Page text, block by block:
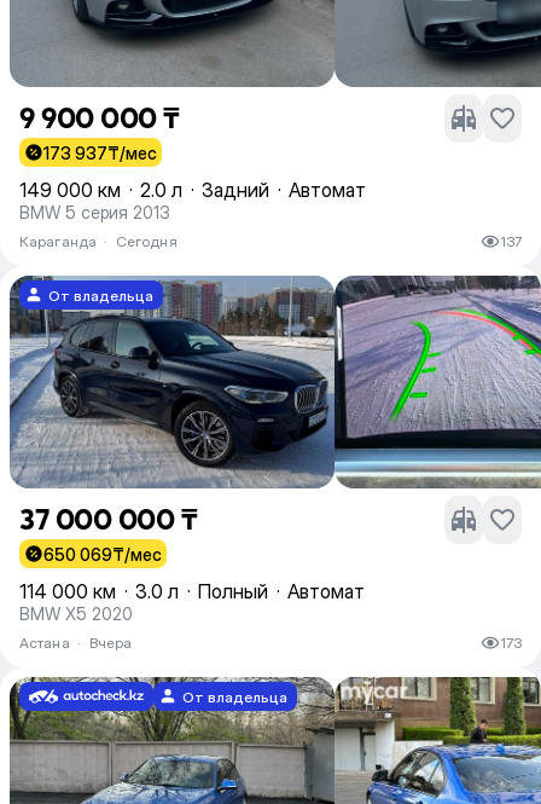
9 900 000 ₸
173 937₸/мес
149 000 км · 2.0 л · Задний · Автомат
BMW 5 серия 2013
Караганда · Сегодня 137
От владельца
37 000 000 ₸
650 069₸/мес
114 000 км · 3.0 л · Полный · Автомат
BMW X5 2020
Астана · Вчера 173
От владельца